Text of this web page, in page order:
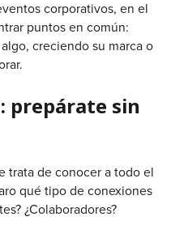
corporativos, en el
puntos en común:
creciendo su marca o
prepárate sin
trata de conocer a todo el
qué tipo de conexiones
¿Colaboradores?